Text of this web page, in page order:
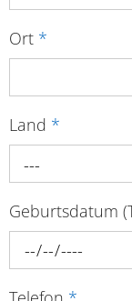
Ort *
Land *
---
Geburtsdatum